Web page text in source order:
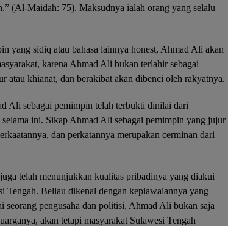
(Al-Maidah: 75). Maksudnya ialah orang yang selalu
yang sidiq atau bahasa lainnya honest, Ahmad Ali akan
karena Ahmad Ali bukan terlahir sebagai
atau khianat, dan berakibat akan dibenci oleh rakyatnya.
Ali sebagai pemimpin telah terbukti dinilai dari
selama ini. Sikap Ahmad Ali sebagai pemimpin yang jujur
dan perkatannya merupakan cerminan dari
telah menunjukkan kualitas pribadinya yang diakui
Tengah. Beliau dikenal dengan kepiawaiannya yang
seorang pengusaha dan politisi, Ahmad Ali bukan saja
akan tetapi masyarakat Sulawesi Tengah